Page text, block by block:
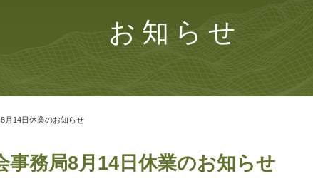
お知らせ
月14日休業のお知らせ
事務局8月14日休業のお知らせ